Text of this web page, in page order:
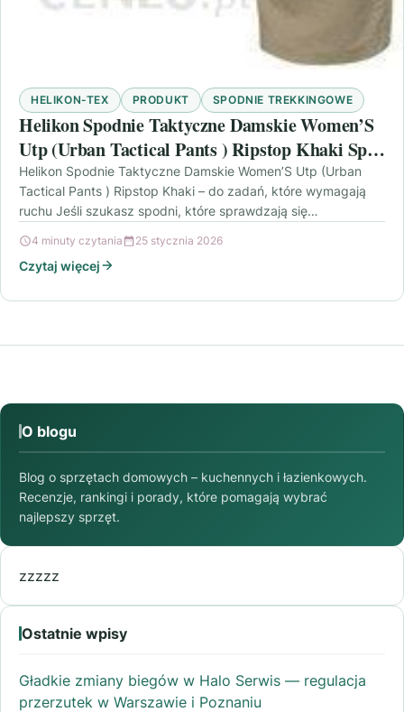
HELIKON-TEX PRODUKT SPODNIE TREKKINGOWE
Helikon Spodnie Taktyczne Damskie Women’S
Utp (Urban Tactical Pants ) Ripstop Khaki Sp-
Utw-Pr-13
Helikon Spodnie Taktyczne Damskie Women’S Utp (Urban
Tactical Pants ) Ripstop Khaki – do zadań, które wymagają
ruchu Jeśli szukasz spodni, które sprawdzają się…
4 minuty czytania 25 stycznia 2026
Czytaj więcej
O blogu
Blog o sprzętach domowych – kuchennych i łazienkowych.
Recenzje, rankingi i porady, które pomagają wybrać
najlepszy sprzęt.
zzzzz
Ostatnie wpisy
Gładkie zmiany biegów w Halo Serwis — regulacja
przerzutek w Warszawie i Poznaniu